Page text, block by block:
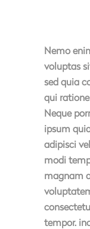
Nemo
voluptas
sed quia
qui
Neque
ipsum
adipisci
modi
magnam
tempor.